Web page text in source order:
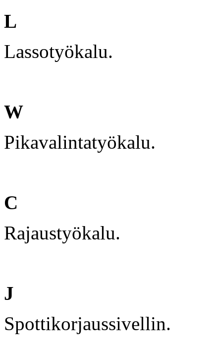
L
Lassotyökalu.
W
Pikavalintatyökalu.
C
Rajaustyökalu.
J
Spottikorjaussivellin.